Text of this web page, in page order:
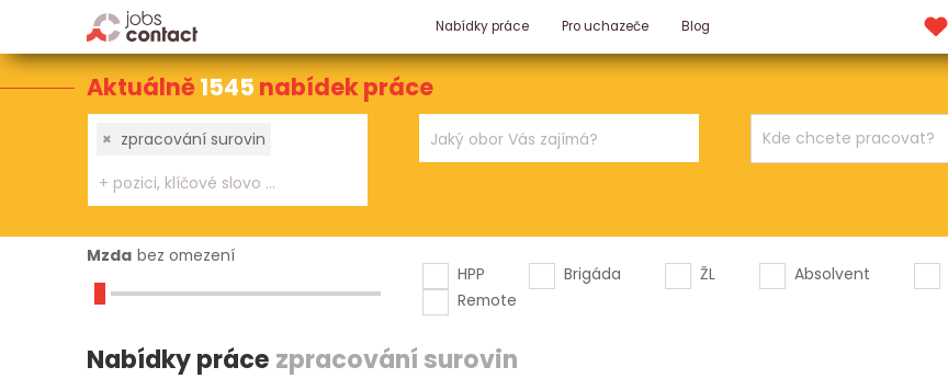
Nabídky práce Pro uchazeče Blog
Aktuálně1545 nabídek práce
× zpracování surovin
Mzda bez omezení
HPP
Brigáda ŽL Absolvent
Remote
Nabídky práce zpracování surovin